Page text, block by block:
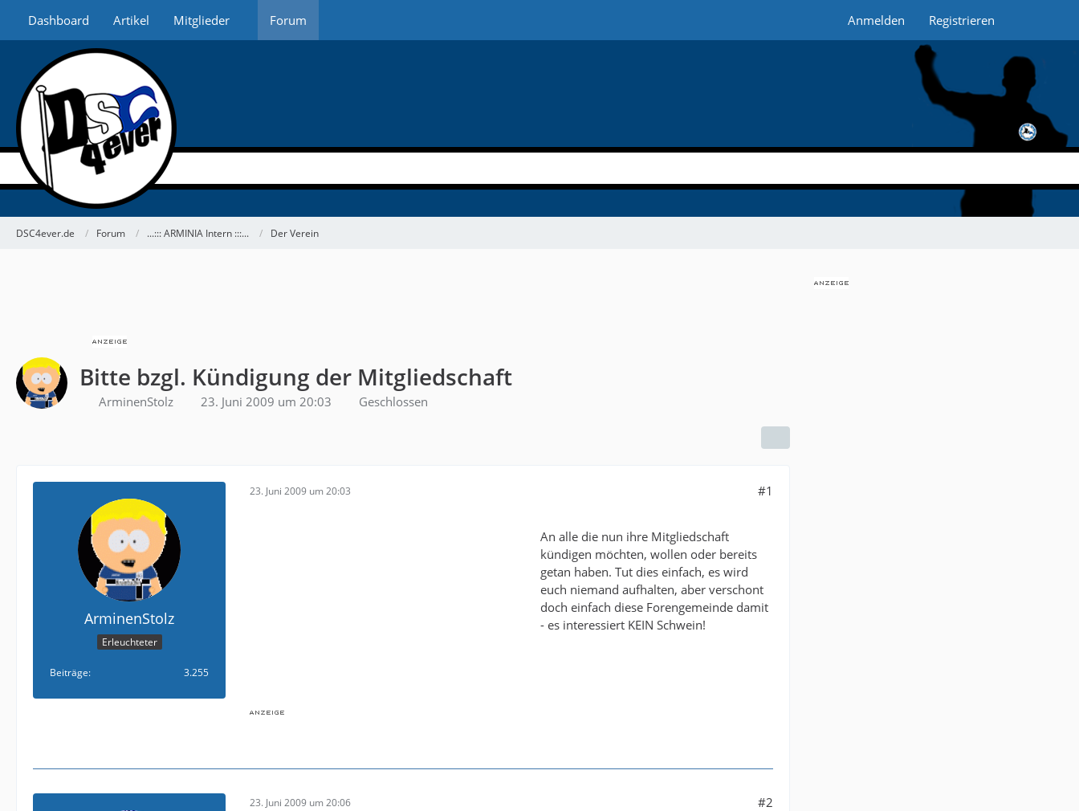
Dashboard Artikel Mitglieder Forum Anmelden Registrieren
DSC4ever.de Forum ...::: ARMINIA Intern :::... Der Verein
Bitte bzgl. Kündigung der Mitgliedschaft
ArminenStolz 23. Juni 2009 um 20:03 Geschlossen
ArminenStolz
Erleuchteter
Beiträge 3.255
23. Juni 2009 um 20:03 #1
An alle die nun ihre Mitgliedschaft
kündigen möchten, wollen oder bereits
getan haben. Tut dies einfach, es wird
euch niemand aufhalten, aber verschont
doch einfach diese Forengemeinde damit
- es interessiert KEIN Schwein!
23. Juni 2009 um 20:06 #2